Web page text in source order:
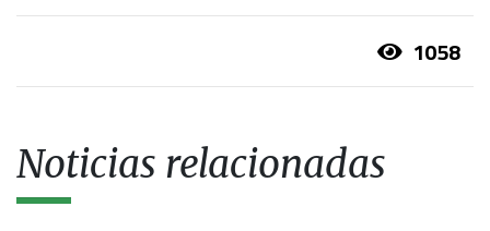
1058
Noticias relacionadas